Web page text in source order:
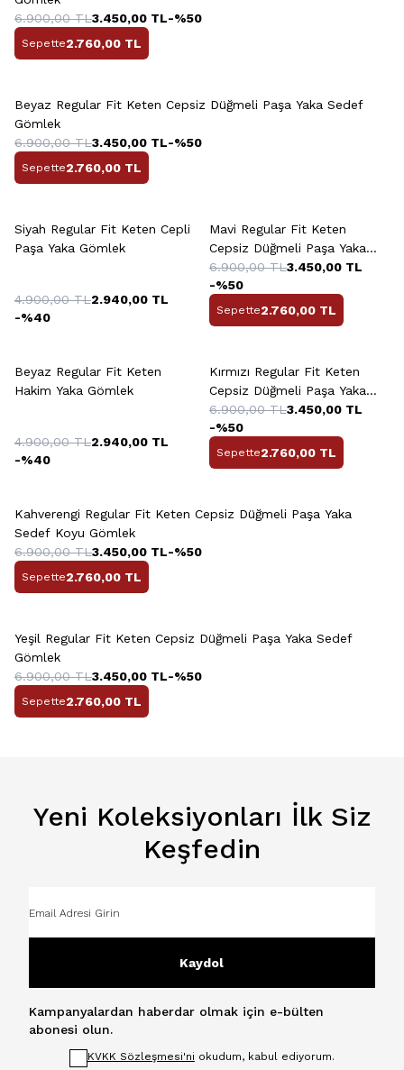
6.900,00TL3.450,00 TL-%50
Sepette2.760,00 TL
Beyaz Regular Fit Keten Cepsiz Düğmeli Paşa Yaka Sedef
Gömlek
6.900,00TL3.450,00 TL-%50
Sepette2.760,00 TL
Siyah Regular Fit Keten Cepli
Paşa Yaka Gömlek
4.900,00TL2.940,00 TL
-%40
Mavi Regular Fit Keten
Cepsiz Düğmeli Paşa Yaka
Sedef Gömlek
6.900,00TL3.450,00 TL
-%50
Sepette2.760,00 TL
Beyaz Regular Fit Keten
Hakim Yaka Gömlek
4.900,00TL2.940,00 TL
-%40
Kırmızı Regular Fit Keten
Cepsiz Düğmeli Paşa Yaka
Sedef Gömlek
6.900,00TL3.450,00 TL
-%50
Sepette2.760,00 TL
Kahverengi Regular Fit Keten Cepsiz Düğmeli Paşa Yaka
Sedef Koyu Gömlek
6.900,00TL3.450,00 TL-%50
Sepette2.760,00 TL
Yeşil Regular Fit Keten Cepsiz Düğmeli Paşa Yaka Sedef
Gömlek
6.900,00TL3.450,00 TL-%50
Sepette2.760,00 TL
Yeni Koleksiyonları İlk Siz
Keşfedin
Kaydol
Kampanyalardan haberdar olmak için e-bülten
abonesi olun.
KVKK Sözleşmesi'ni okudum, kabul ediyorum.